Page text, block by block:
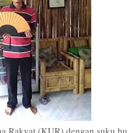
Rakyat (KUR) dengan suku